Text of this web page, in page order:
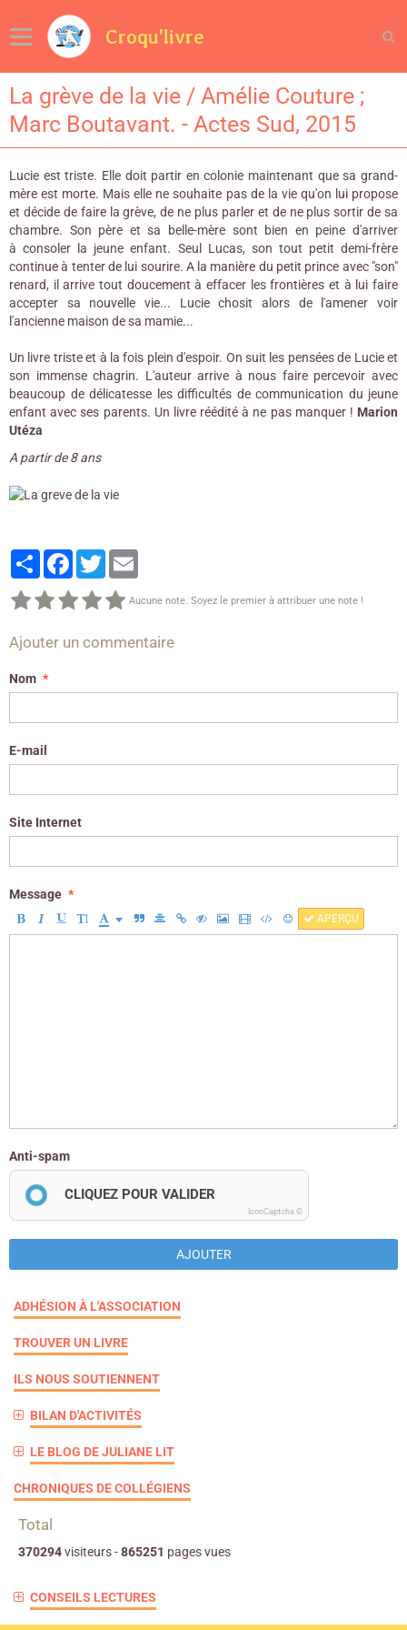
Croqu'livre
La grève de la vie / Amélie Couture ;
Marc Boutavant. - Actes Sud, 2015
Lucie est triste. Elle doit partir en colonie maintenant que sa grand-
mère est morte. Mais elle ne souhaite pas de la vie qu'on lui propose
et décide de faire la grève, de ne plus parler et de ne plus sortir de sa
chambre. Son père et sa belle-mère sont bien en peine d'arriver
à consoler la jeune enfant. Seul Lucas, son tout petit demi-frère
continue à tenter de lui sourire. A la manière du petit prince avec "son"
renard, il arrive tout doucement à effacer les frontières et à lui faire
accepter sa nouvelle vie... Lucie chosit alors de l'amener voir
l'ancienne maison de sa mamie...
Un livre triste et à la fois plein d'espoir. On suit les pensées de Lucie et
son immense chagrin. L'auteur arrive à nous faire percevoir avec
beaucoup de délicatesse les difficultés de communication du jeune
enfant avec ses parents. Un livre réédité à ne pas manquer ! Marion
Utéza
A partir de 8 ans
PartagerFacebook
Twitter
Aucune note. Soyez le premier à attribuer une note !
Ajouter un commentaire
Nom
E-mail
Site Internet
Message
APERÇU
Anti-spam
CLIQUEZ POUR VALIDER
IconCaptcha ©
AJOUTER
ADHÉSION À L'ASSOCIATION
TROUVER UN LIVRE
ILS NOUS SOUTIENNENT
BILAN D'ACTIVITÉS
LE BLOG DE JULIANE LIT
CHRONIQUES DE COLLÉGIENS
Total
370294visiteurs -865251 pages vues
CONSEILS LECTURES